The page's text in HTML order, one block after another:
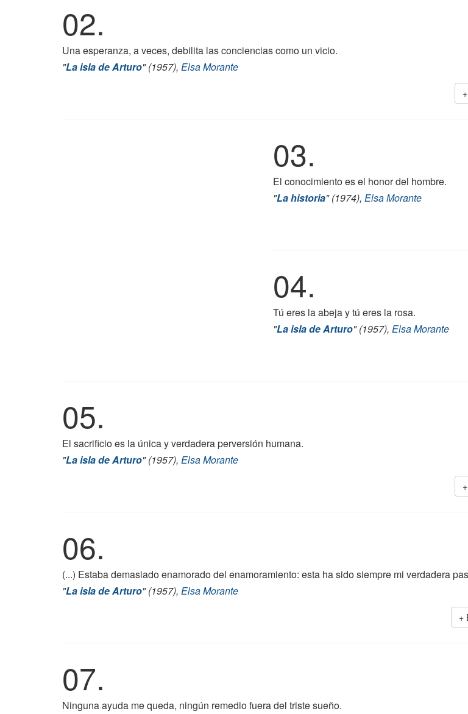
02.
Una esperanza, a veces, debilita las conciencias como un vicio.
"La isla de Arturo" (1957), Elsa Morante
03.
El conocimiento es el honor del hombre.
"La historia" (1974), Elsa Morante
04.
Tú eres la abeja y tú eres la rosa.
"La isla de Arturo" (1957), Elsa Morante
05.
El sacrificio es la única y verdadera perversión humana.
"La isla de Arturo" (1957), Elsa Morante
06.
(...) Estaba demasiado enamorado del enamoramiento: esta ha sido siempre mi verdadera
"La isla de Arturo" (1957), Elsa Morante
07.
Ninguna ayuda me queda, ningún remedio fuera del triste sueño.